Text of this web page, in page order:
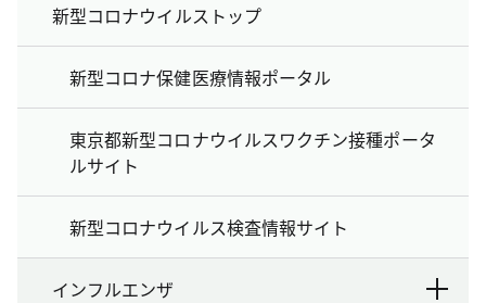
新型コロナウイルストップ
新型コロナ保健医療情報ポータル
東京都新型コロナウイルスワクチン接種ポータ
ルサイト
新型コロナウイルス検査情報サイト
インフルエンザ